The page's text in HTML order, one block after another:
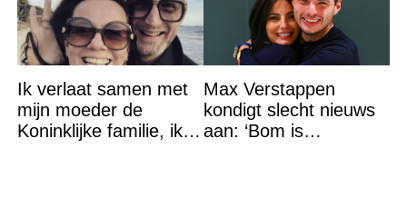
Ik verlaat samen met
mijn moeder de
Koninklijke familie, ik
Max Verstappen
kondigt slecht nieuws
aan: ‘Bom is